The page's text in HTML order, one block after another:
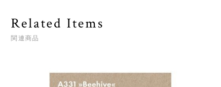
Related Items
関連商品